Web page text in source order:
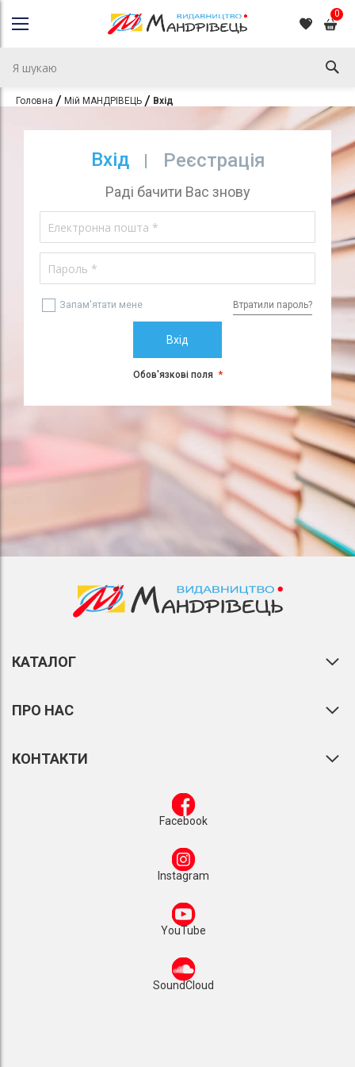
0
Головна Мій МАНДРІВЕЦЬ Вхід
Вхід Реєстрація
Раді бачити Вас знову
Запам'ятати мене Втратили пароль?
Вхід
Обов'язкові поля
КАТАЛОГ
ПРО НАС
КОНТАКТИ
Facebook
Instagram
YouTube
SoundCloud